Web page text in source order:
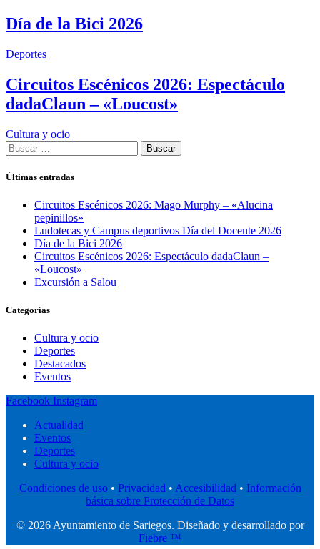
Día de la Bici 2026
Deportes
Circuitos Escénicos 2026: Espectáculo
dadaClaun – «Loucost»
Cultura y ocio
Buscar:
Últimas entradas
Circuitos Escénicos 2026: Mago Murphy – «Alucina
pepinillos»
Ludotecas y Campus deportivos Día del Docente 2026
Día de la Bici 2026
Circuitos Escénicos 2026: Espectáculo dadaClaun –
«Loucost»
Excursión a Salou
Categorías
Cultura y ocio
Deportes
Destacados
Eventos
Facebook Instagram
Actualidad
Eventos
Deportes
Cultura y ocio
Condiciones de uso• Privacidad• Accesibilidad• Información
básica sobre Protección de Datos
© 2026 Ayuntamiento de Sariegos. Diseñado y desarrollado por
Fiebre ™